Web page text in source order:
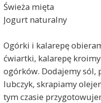
Świeża mięta
Jogurt naturalny
Ogórki i kalarepę
ćwiartki, kalarepę
ogórków. Dodajemy sól,
lubczyk, skrapiamy
tym czasie